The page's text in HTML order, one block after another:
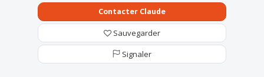
Contacter Claude
Sauvegarder
Signaler